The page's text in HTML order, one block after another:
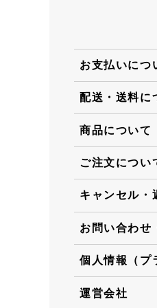
お支払いにつ
配送・送料に
商品について
ご注文につい
キャンセル・
お問い合わせ
個人情報（プ
運営会社